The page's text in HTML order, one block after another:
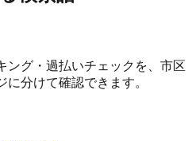
ング・過払いチェックを、市区
分けて確認できます。